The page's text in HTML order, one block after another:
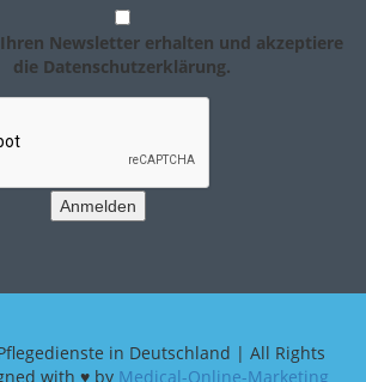
Newsletter erhalten und akzeptiere
die Datenschutzerklärung.
Anmelden
in Deutschland | All Rights
with ♥ by Medical-Online-Marketing